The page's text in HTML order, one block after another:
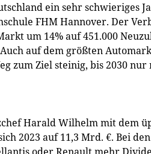
ein sehr schwieriges
FHM Hannover. Der
um 14% auf 451.000
auf dem größten
zum Ziel steinig, bis 2030 nur
Harald Wilhelm mit dem
2023 auf 11,3 Mrd. €. Bei